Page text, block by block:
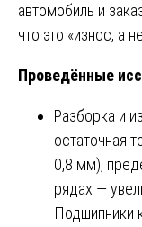
автомобиль и
что это «износ, а
Проведённые
Разборка и
остаточная
0,8 мм),
рядах —
Подшипники